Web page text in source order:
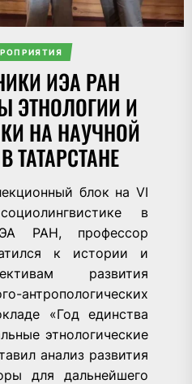
ИЭА РАН
ЭТНОЛОГИИ И
НА НАУЧНОЙ
ТАТАРСТАНЕ
блок на VI
в
РАН, профессор
к истории и
развития
антропологических
«Год единства
этнологические
анализ развития
для дальнейшего